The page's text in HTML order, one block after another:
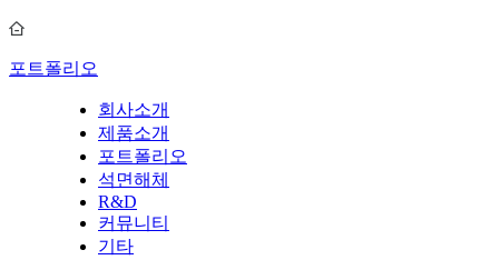
포트폴리오
회사소개
제품소개
포트폴리오
석면해체
R&D
커뮤니티
기타